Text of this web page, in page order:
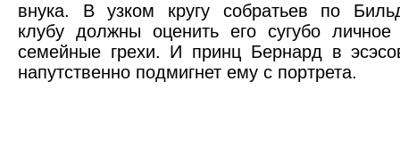
внука. В узком кругу собратьев по
клубу должны оценить его сугубо личное
семейные грехи. И принц Бернард в
напутственно подмигнет ему с портрета.